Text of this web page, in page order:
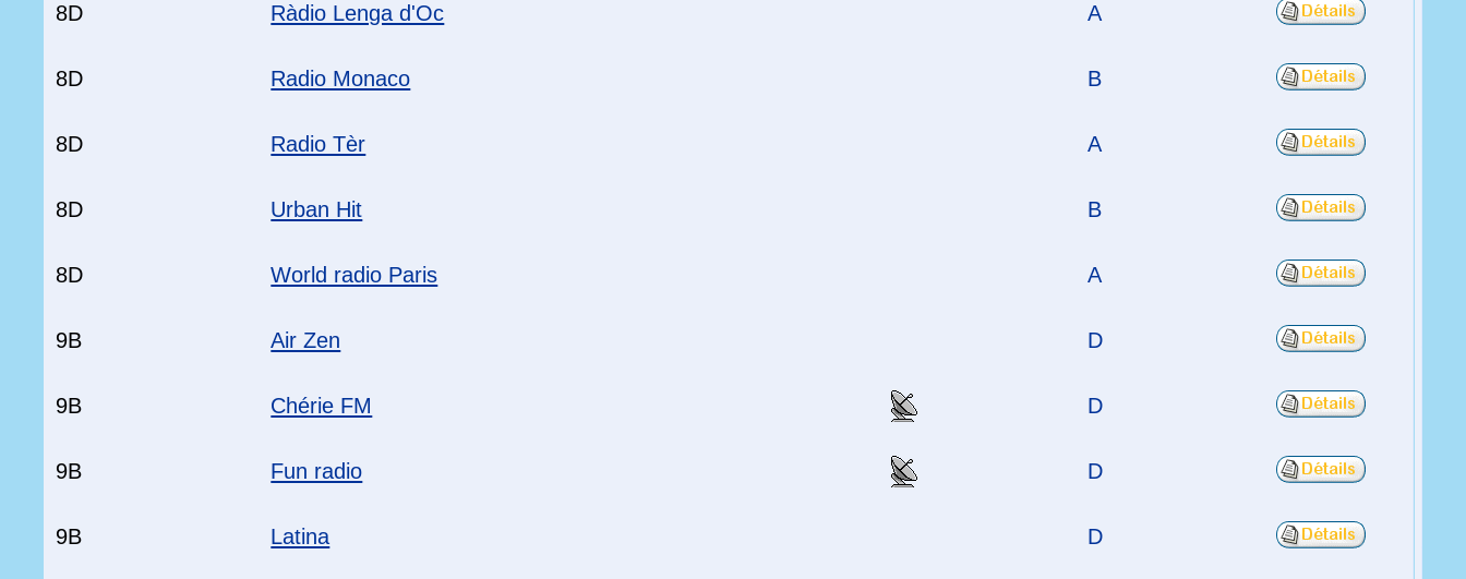
8D Ràdio Lenga d'Oc A
8D Radio Monaco B
8D Radio Tèr A
8D Urban Hit B
8D World radio Paris A
9B Air Zen D
9B Chérie FM D
9B Fun radio D
9B Latina D